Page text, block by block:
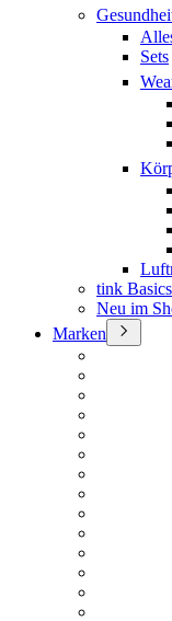
Sets
tink Basics
Neu im
Marken